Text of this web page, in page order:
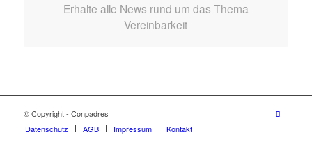
Erhalte alle News rund um das Thema
Vereinbarkeit
© Copyright - Conpadres
Datenschutz
AGB Impressum Kontakt